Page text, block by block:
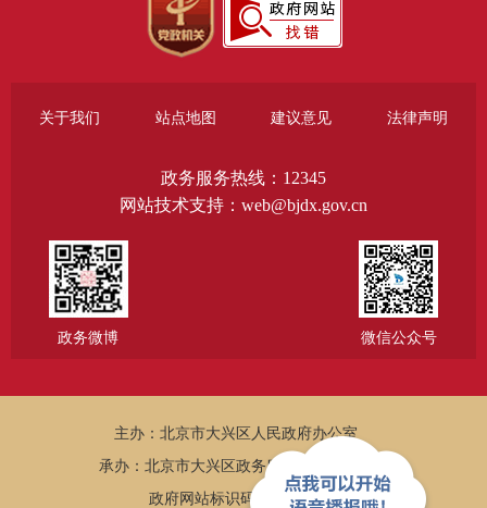
关于我们 站点地图 建议意见 法律声明
政务服务热线：12345
网站技术支持：web@bjdx.gov.cn
政务微博 微信公众号
主办：北京市大兴区人民政府办公室
承办：北京市大兴区政务服务和数据管理局
政府网站标识码：1101150005